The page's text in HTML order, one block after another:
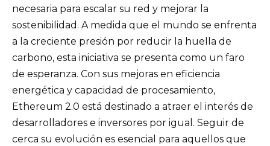
necesaria para escalar su red y mejorar la
sostenibilidad. A medida que el mundo se enfrenta
a la creciente presión por reducir la huella de
carbono, esta iniciativa se presenta como un faro
de esperanza. Con sus mejoras en eficiencia
energética y capacidad de procesamiento,
Ethereum 2.0 está destinado a atraer el interés de
desarrolladores e inversores por igual. Seguir de
cerca su evolución es esencial para aquellos que